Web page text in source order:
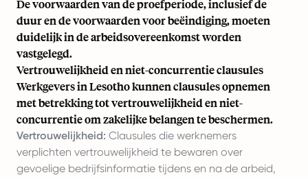
De voorwaarden van de proefperiode, inclusief de
duur en de voorwaarden voor beëindiging, moeten
duidelijk in de arbeidsovereenkomst worden
vastgelegd.
Vertrouwelijkheid en niet-concurrentie clausules
Werkgevers in Lesotho kunnen clausules opnemen
met betrekking tot vertrouwelijkheid en niet-
concurrentie om zakelijke belangen te beschermen.
Vertrouwelijkheid: Clausules die werknemers
verplichten vertrouwelijkheid te bewaren over
gevoelige bedrijfsinformatie tijdens en na de arbeid,